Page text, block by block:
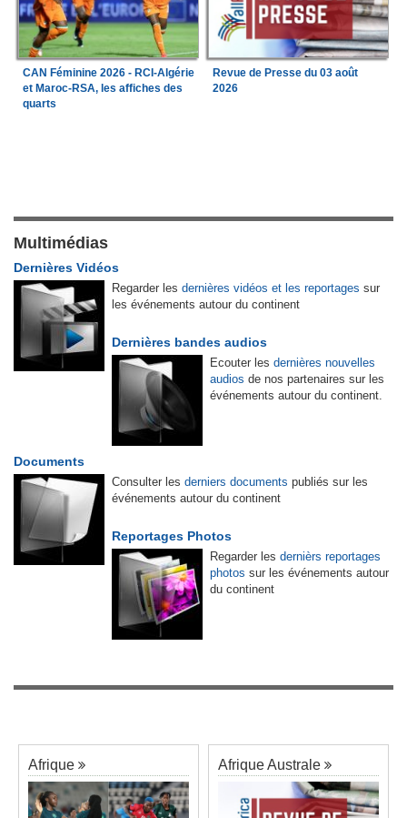
CAN Féminine 2026 - RCI-Algérie
et Maroc-RSA, les affiches des
quarts
Revue de Presse du 03 août
2026
Multimédias
Dernières Vidéos
Regarder les dernières vidéos et les reportages sur
les événements autour du continent
Dernières bandes audios
Ecouter les dernières nouvelles
audios de nos partenaires sur les
événements autour du continent.
Documents
Consulter les derniers documents publiés sur les
événements autour du continent
Reportages Photos
Regarder les dernièrs reportages
photos sur les événements autour
du continent
Afrique Afrique Australe